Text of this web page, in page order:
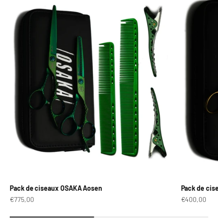
Pack de ciseaux OSAKA Aosen
Prix de vente
€775,00
Pack de
Prix de vente
€400,00